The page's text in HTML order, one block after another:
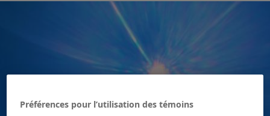
Préférences pour l’utilisation des témoins